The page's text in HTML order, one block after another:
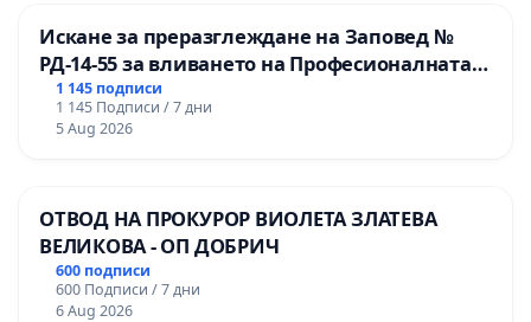
Искане за преразглеждане на Заповед №
РД-14-55 за вливането на Професионалната
гимназия по промишлени технологии в
Професионалната гимназия по икономика и
мениджмънт – гр. Пазарджик
1 145 подписи
1 145 Подписи / 7 дни
5 Aug 2026
ОТВОД НА ПРОКУРОР ВИОЛЕТА ЗЛАТЕВА
ВЕЛИКОВА - ОП ДОБРИЧ
600 подписи
600 Подписи / 7 дни
6 Aug 2026